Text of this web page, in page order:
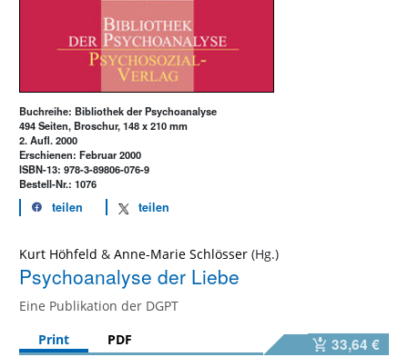
Buchreihe: Bibliothek der Psychoanalyse
494 Seiten, Broschur, 148 x 210 mm
2. Aufl. 2000
Erschienen: Februar 2000
ISBN-13: 978-3-89806-076-9
Bestell-Nr.: 1076
teilen teilen
Kurt Höhfeld & Anne-Marie Schlösser
Psychoanalyse der Liebe
Eine Publikation der DGPT
Print
PDF 33,64 €